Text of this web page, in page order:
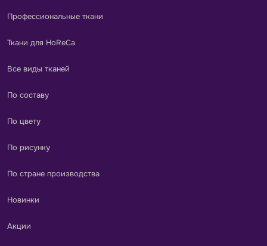
Профессиональные ткани
Ткани для HoReCa
Все виды тканей
По составу
По цвету
По рисунку
По стране производства
Новинки
Акции